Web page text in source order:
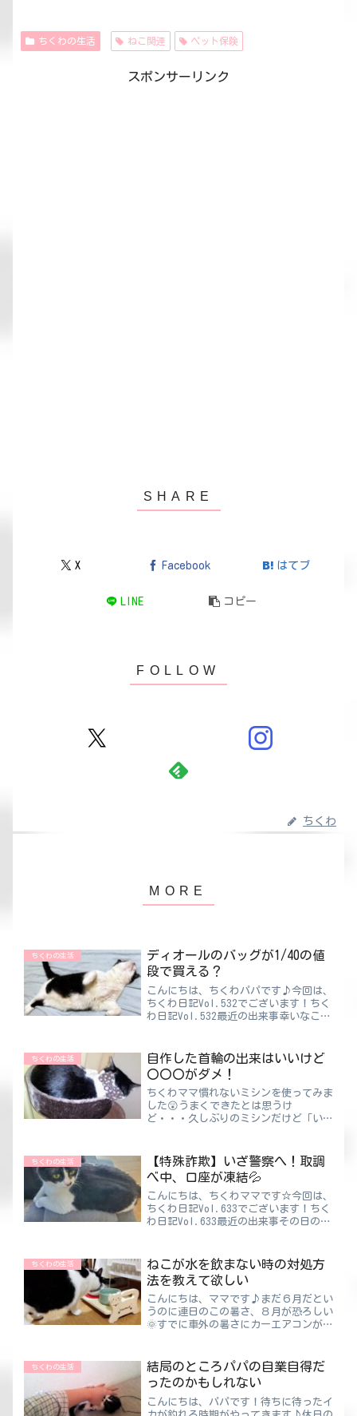
ちくわの生活 ねこ関連 ペット保険
スポンサーリンク
X Facebook はてブ
LINE コピー
ちくわ
ちくわの生活
ディオールのバッグが1/40の値
段で買える？
こんにちは、ちくわパパです♪今回は、
ちくわ日記Vol.532でございます！ちく
わ日記Vol.532最近の出来事幸いなこと
もしかしたらパパの甲斐性がないだけか
もしれません...
ちくわの生活
自作した首輪の出来はいいけど
〇〇〇がダメ！
ちくわママ慣れないミシンを使ってみま
した😲うまくできたとは思うけ
ど・・・久しぶりのミシンだけど「いい
ていた今日この頃。ちくわの首輪を自作
してあげることに決定！！ちくわも
女...
ちくわの生活
【特殊詐欺】いざ警察へ！取調
べ中、口座が凍結💦
こんにちは、ちくわママです☆今回は、
ちくわ日記Vol.633でございます！ちく
わ日記Vol.633最近の出来事その日の仕
さ”や“喪失感”A社から今後どんな連
絡が来るか分からない“...
ちくわの生活
ねこが水を飲まない時の対処方
法を教えて欲しい
こんにちは、ママです♪まだ６月だとい
うのに連日のこの暑さ、８月が恐ろしい
🌞すでに車外の暑さにカーエアコンが負
かりしないといけませんよね。特にここ
数年は外でもマスクが当た...
ちくわの生活
結局のところパパの自業自得だ
ったのかもしれない
こんにちは、パパです！待ちに待ったイ